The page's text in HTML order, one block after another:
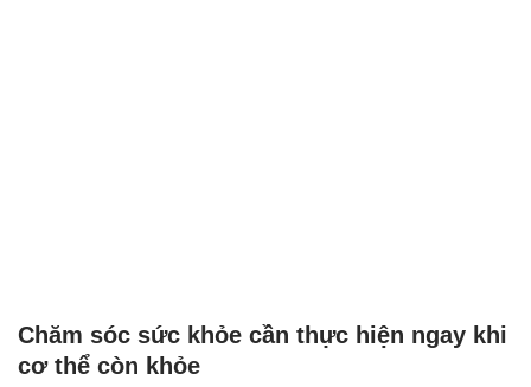
Chăm sóc sức khỏe cần thực hiện ngay khi
cơ thể còn khỏe